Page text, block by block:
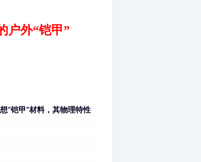
户外“铠甲”
“铠甲”材料，其物理特性